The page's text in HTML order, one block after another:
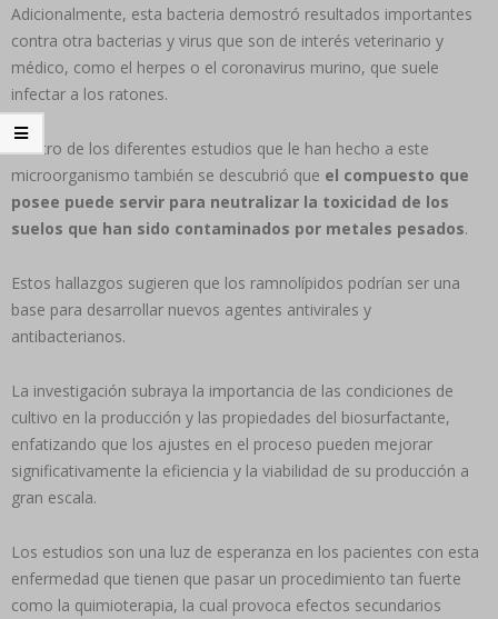
Adicionalmente, esta bacteria demostró resultados importantes
contra otra bacterias y virus que son de interés veterinario y
médico, como el herpes o el coronavirus murino, que suele
infectar a los ratones.
Dentro de los diferentes estudios que le han hecho a este
microorganismo también se descubrió que el compuesto que
posee puede servir para neutralizar la toxicidad de los
suelos que han sido contaminados por metales pesados.
Estos hallazgos sugieren que los ramnolípidos podrían ser una
base para desarrollar nuevos agentes antivirales y
antibacterianos.
La investigación subraya la importancia de las condiciones de
cultivo en la producción y las propiedades del biosurfactante,
enfatizando que los ajustes en el proceso pueden mejorar
significativamente la eficiencia y la viabilidad de su producción a
gran escala.
Los estudios son una luz de esperanza en los pacientes con esta
enfermedad que tienen que pasar un procedimiento tan fuerte
como la quimioterapia, la cual provoca efectos secundarios